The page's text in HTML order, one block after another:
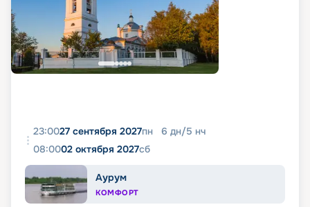
23:0027 сентября 2027пн 6 дн/5 нч
08:0002 октября 2027сб
Аурум
КОМФОРТ